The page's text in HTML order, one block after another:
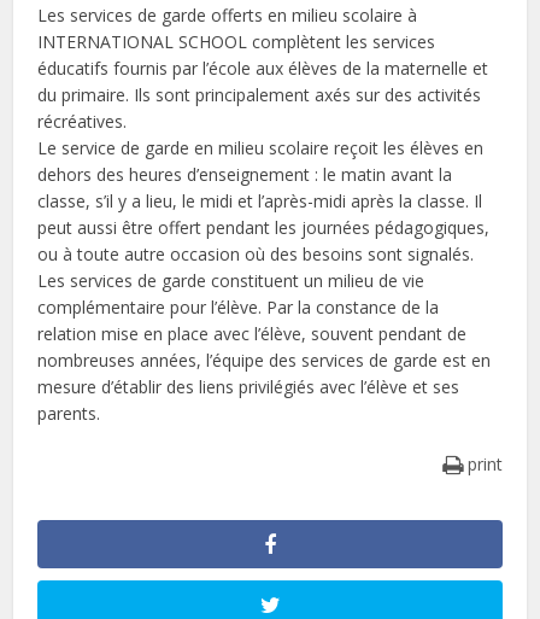
Les services de garde offerts en milieu scolaire à
INTERNATIONAL SCHOOL complètent les services
éducatifs fournis par l’école aux élèves de la maternelle et
du primaire. Ils sont principalement axés sur des activités
récréatives.
Le service de garde en milieu scolaire reçoit les élèves en
dehors des heures d’enseignement : le matin avant la
classe, s’il y a lieu, le midi et l’après-midi après la classe. Il
peut aussi être offert pendant les journées pédagogiques,
ou à toute autre occasion où des besoins sont signalés.
Les services de garde constituent un milieu de vie
complémentaire pour l’élève. Par la constance de la
relation mise en place avec l’élève, souvent pendant de
nombreuses années, l’équipe des services de garde est en
mesure d’établir des liens privilégiés avec l’élève et ses
parents.
print